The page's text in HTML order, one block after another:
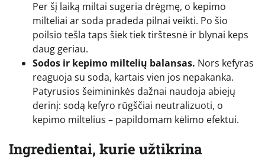
Per šį laiką miltai sugeria drėgmę, o kepimo
milteliai ar soda pradeda pilnai veikti. Po šio
poilsio tešla taps šiek tiek tirštesnė ir blynai keps
daug geriau.
Sodos ir kepimo miltelių balansas. Nors kefyras
reaguoja su soda, kartais vien jos nepakanka.
Patyrusios šeimininkės dažnai naudoja abiejų
derinį: sodą kefyro rūgščiai neutralizuoti, o
kepimo miltelius – papildomam kėlimo efektui.
Ingredientai, kurie užtikrina